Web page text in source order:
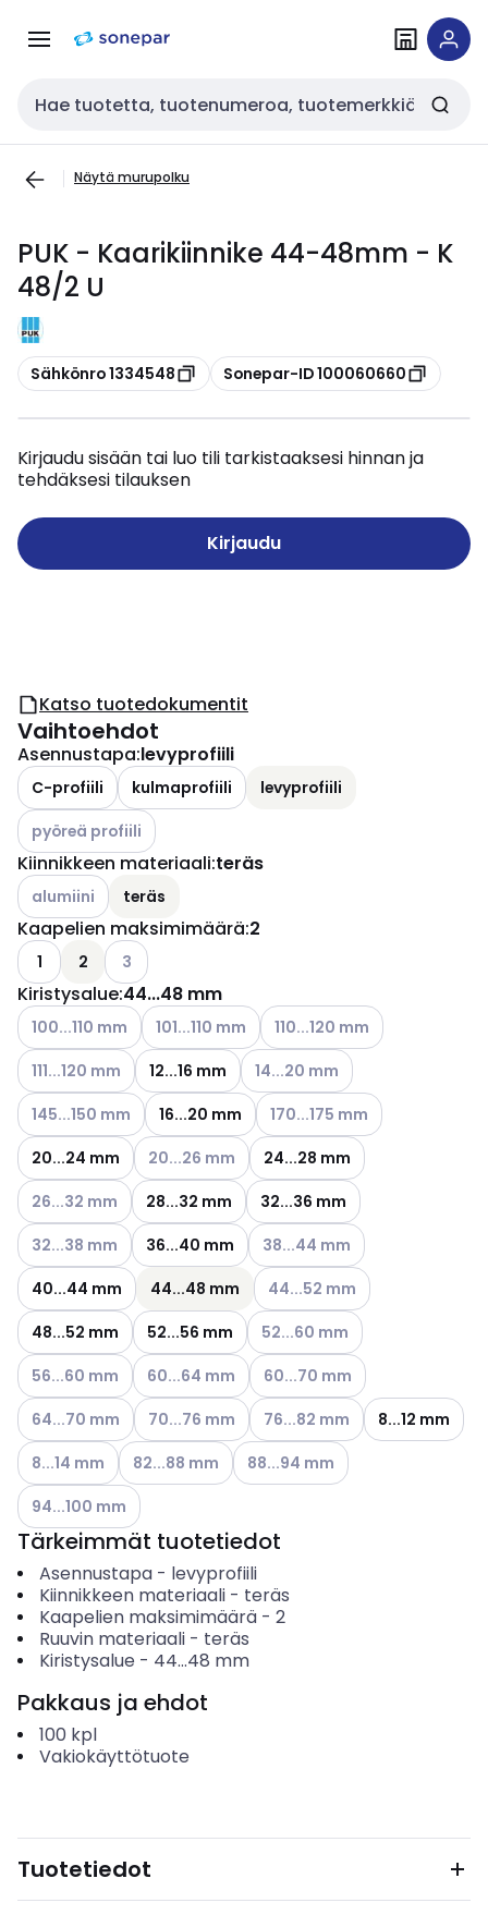
navigointiinsisältöön
Haku
Näytä murupolku
PUK - Kaarikiinnike 44-48mm - K
48/2 U
Kopioi
Sähkönro 1334548 Kopioi
Sonepar-ID 100060660
Kirjaudu sisään tai luo tili tarkistaaksesi hinnan ja
tehdäksesi tilauksen
Kirjaudu
Katso tuotedokumentit
Vaihtoehdot
Asennustapa:levyprofiili
C-profiili kulmaprofiili
levyprofiili
Katso käytettävissä olevat vaihtoehdot
pyöreä profiili
Kiinnikkeen materiaali:teräs
Katso käytettävissä olevat vaihtoehdot
alumiini teräs
Kaapelien maksimimäärä:2
1 2 Katso käytettävissä olevat vaihtoehdot
3
Kiristysalue:44...48 mm
Katso käytettävissä olevat vaihtoehdot
100...110 mm Katso käytettävissä olevat vaihtoehdot
101...110 mm Katso käytettävissä olevat
110...120 mm
Katso käytettävissä olevat vaihtoehdot
111...120 mm 12...16 mm Katso käytettävissä olevat
14...20 mm
Katso käytettävissä olevat vaihtoehdot
145...150 mm 16...20 mm Katso käytettävissä olevat
170...175 mm
20...24 mm
Katso käytettävissä olevat vaihtoehdot
20...26 mm
24...28 mm
Katso käytettävissä olevat vaihtoehdot
26...32 mm 28...32 mm
32...36 mm
Katso käytettävissä olevat vaihtoehdot
32...38 mm 36...40 mm Katso käytettävissä olevat
38...44 mm
40...44 mm
44...48 mm Katso käytettävissä olevat
44...52 mm
48...52 mm
52...56 mm Katso käytettävissä olevat
52...60 mm
Katso käytettävissä olevat vaihtoehdot
56...60 mm Katso käytettävissä olevat vaihtoehdot
60...64 mm Katso käytettävissä olevat
60...70 mm
Katso käytettävissä olevat vaihtoehdot
64...70 mm Katso käytettävissä olevat vaihtoehdot
70...76 mm Katso käytettävissä olevat
76...82 mm
8...12 mm
Katso käytettävissä olevat vaihtoehdot
8...14 mm Katso käytettävissä olevat vaihtoehdot
82...88 mm Katso käytettävissä olevat
88...94 mm
Katso käytettävissä olevat vaihtoehdot
94...100 mm
Tärkeimmät tuotetiedot
Asennustapa- levyprofiili
Kiinnikkeen materiaali- teräs
Kaapelien maksimimäärä- 2
Ruuvin materiaali- teräs
Kiristysalue - 44...48 mm
Pakkaus ja ehdot
100 kpl
Vakiokäyttötuote
Tuotetiedot